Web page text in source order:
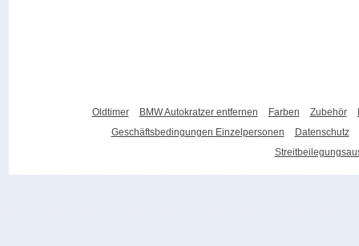
Oldtimer BMW Autokratzer entfernen Farben Zubehör
Geschäftsbedingungen Einzelpersonen
Datenschutz